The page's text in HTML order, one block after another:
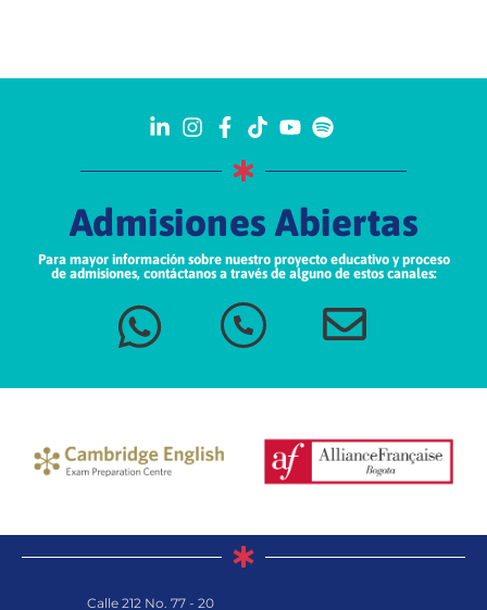
Admisiones Abiertas
Para mayor información sobre nuestro proyecto educativo y proceso
de admisiones, contáctanos a través de alguno de estos canales:
Calle 212 No. 77 - 20